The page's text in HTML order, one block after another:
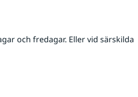
och fredagar. Eller vid särskilda